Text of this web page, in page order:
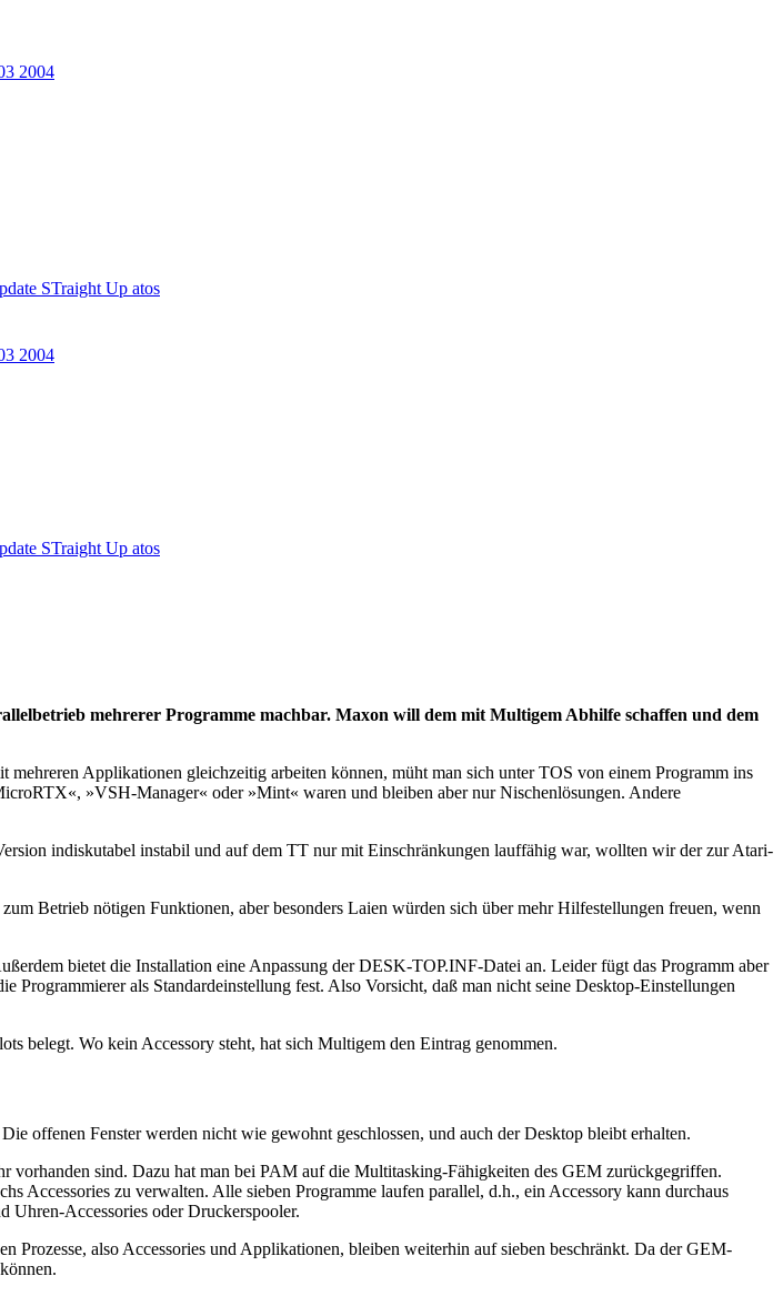
2004
STraight Up atos
2004
STraight Up atos
mehrerer Programme machbar. Maxon will dem mit Multigem Abhilfe schaffen und dem
Applikationen gleichzeitig arbeiten können, müht man sich unter TOS von einem Programm ins
»VSH-Manager« oder »Mint« waren und bleiben aber nur Nischenlösungen. Andere
indiskutabel instabil und auf dem TT nur mit Einschränkungen lauffähig war, wollten wir der zur Atari-
Betrieb nötigen Funktionen, aber besonders Laien würden sich über mehr Hilfestellungen freuen, wenn
bietet die Installation eine Anpassung der DESK-TOP.INF-Datei an. Leider fügt das Programm aber
als Standardeinstellung fest. Also Vorsicht, daß man nicht seine Desktop-Einstellungen
belegt. Wo kein Accessory steht, hat sich Multigem den Eintrag genommen.
offenen Fenster werden nicht wie gewohnt geschlossen, und auch der Desktop bleibt erhalten.
vorhanden sind. Dazu hat man bei PAM auf die Multitasking-Fähigkeiten des GEM zurückgegriffen.
Accessories zu verwalten. Alle sieben Programme laufen parallel, d.h., ein Accessory kann durchaus
Uhren-Accessories oder Druckerspooler.
also Accessories und Applikationen, bleiben weiterhin auf sieben beschränkt. Da der GEM-